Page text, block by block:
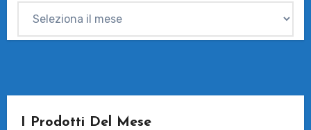
I Prodotti Del Mese